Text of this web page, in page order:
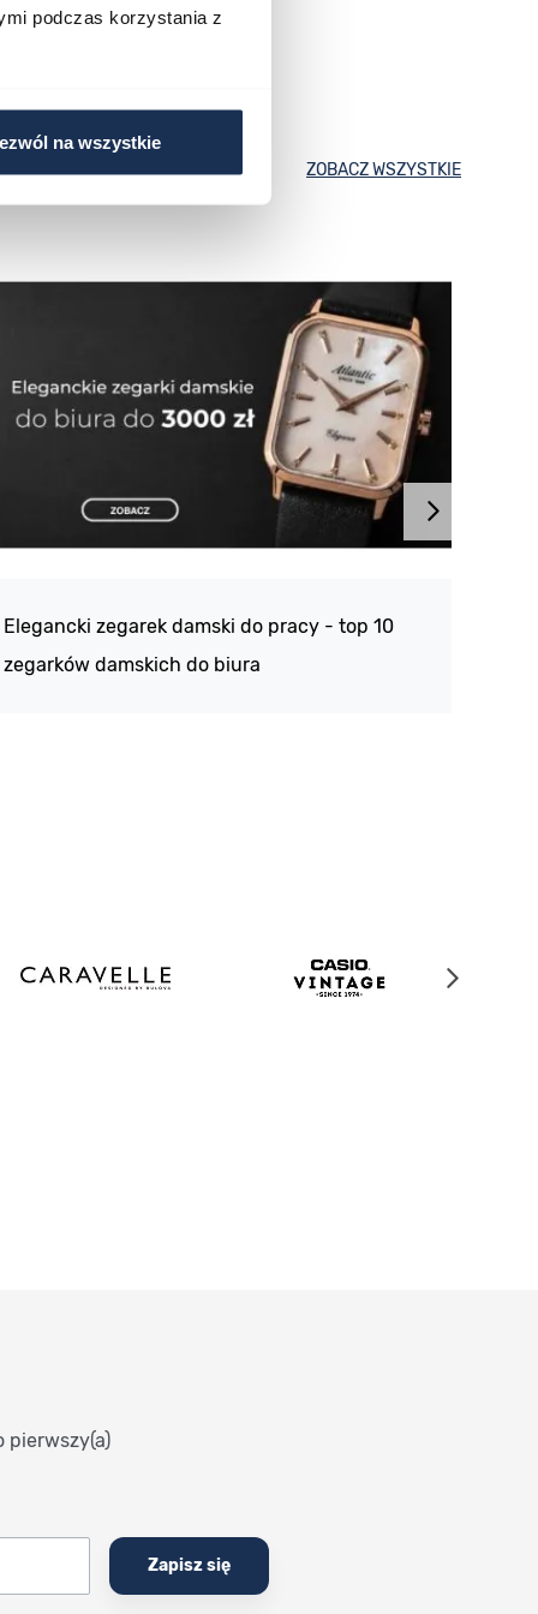
podczas korzystania z
na wszystkie
ZOBACZ WSZYSTKIE
Elegancki zegarek damski do pracy - top 10
zegarków damskich do biura
pierwszy(a)
Zapisz się